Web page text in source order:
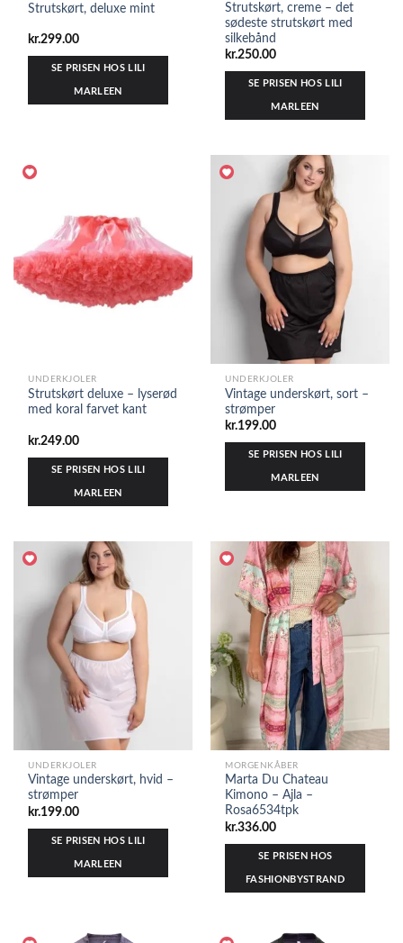
Strutskørt, deluxe mint
kr.299.00
SE PRISEN HOS LILI
MARLEEN
Strutskørt, creme – det
sødeste strutskørt med
silkebånd
kr.250.00
SE PRISEN HOS LILI
MARLEEN
UNDERKJOLER
Strutskørt deluxe – lyserød
med koral farvet kant
kr.249.00
SE PRISEN HOS LILI
MARLEEN
UNDERKJOLER
Vintage underskørt, sort –
strømper
kr.199.00
SE PRISEN HOS LILI
MARLEEN
UNDERKJOLER
Vintage underskørt, hvid –
strømper
kr.199.00
SE PRISEN HOS LILI
MARLEEN
MORGENKÅBER
Marta Du Chateau
Kimono – Ajla –
Rosa6534tpk
kr.336.00
SE PRISEN HOS
FASHIONBYSTRAND